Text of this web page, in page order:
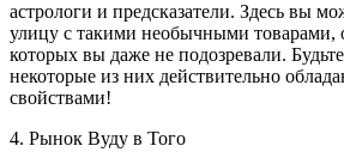
астрологи и предсказатели. Здесь вы
улицу с такими необычными товарами,
которых вы даже не подозревали.
некоторые из них действительно
свойствами!
4. Рынок Вуду в Того